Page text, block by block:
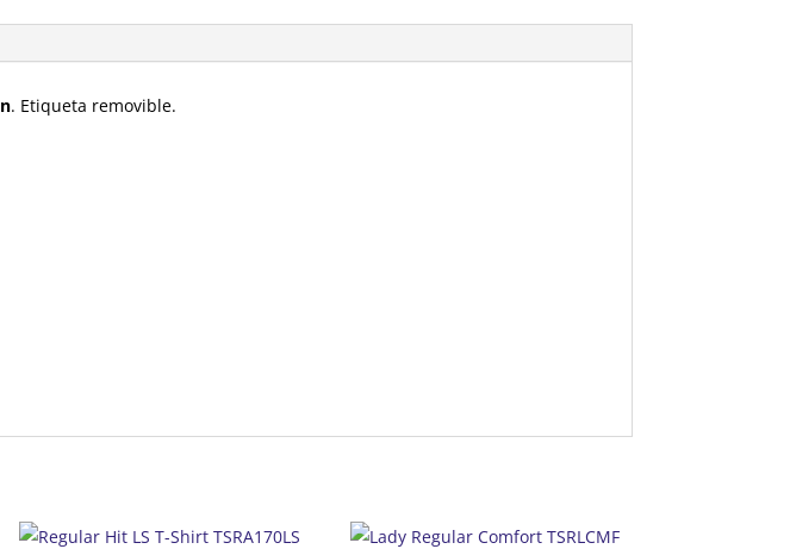
. Etiqueta removible.